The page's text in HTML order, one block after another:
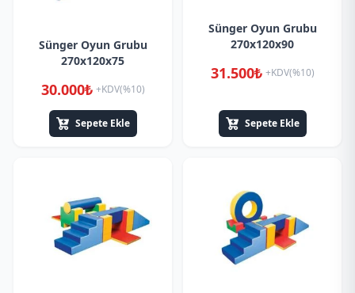
Sünger Oyun Grubu
270x120x75
30.000₺ +KDV(%10)
Sepete Ekle
Sünger Oyun Grubu
270x120x90
31.500₺ +KDV(%10)
Sepete Ekle